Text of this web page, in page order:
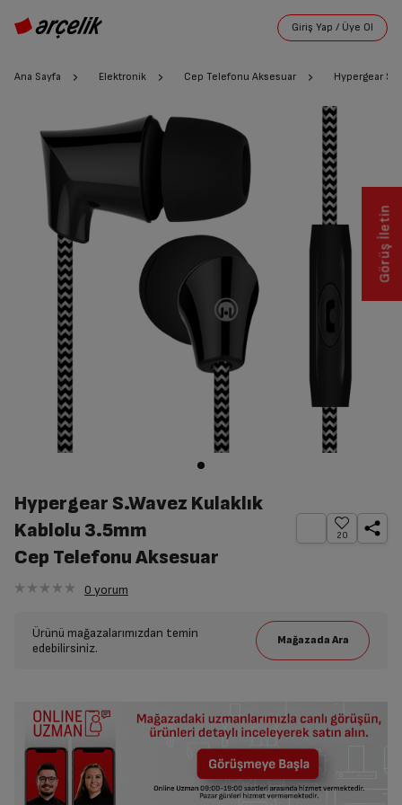
Ana Sayfa Elektronik Cep Telefonu Aksesuar Hypergear
Hypergear S.Wavez Kulaklık
Kablolu 3.5mm
Cep Telefonu Aksesuar
20
0 yorum
Ürünü mağazalarımızdan temin
edebilirsiniz.
Görüş İletin